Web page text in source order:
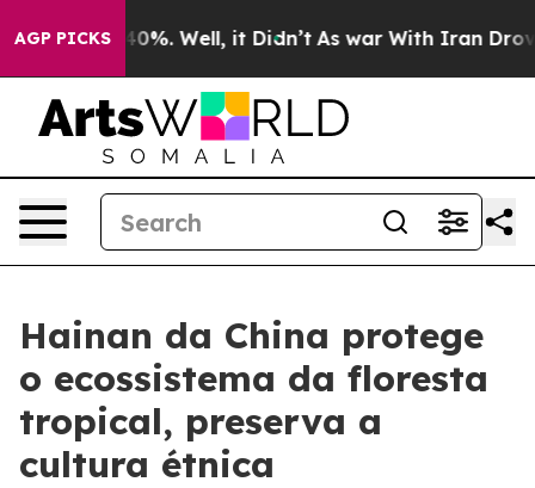
AGP PICKS40%. Well, it Didn’t As war With Iran Drove
Hainan da China protege
o ecossistema da floresta
tropical, preserva a
cultura étnica